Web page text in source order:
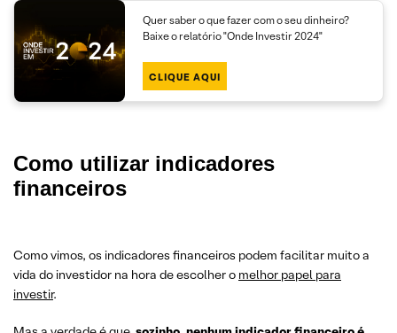
Quer saber o que fazer com o seu dinheiro?
Baixe o relatório "Onde Investir 2024"
CLIQUE AQUI
Como utilizar indicadores
financeiros
Como vimos, os indicadores financeiros podem facilitar muito a
vida do investidor na hora de escolher o melhor papel para
investir.